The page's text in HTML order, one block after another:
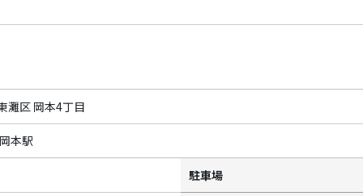
灘区 岡本4丁目
本駅
駐車場